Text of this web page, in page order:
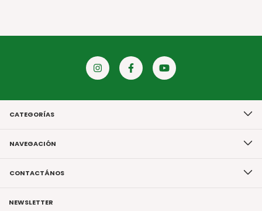
CATEGORÍAS
NAVEGACIÓN
CONTACTÁNOS
NEWSLETTER